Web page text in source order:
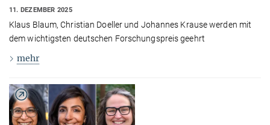
11. DEZEMBER 2025
Klaus Blaum, Christian Doeller und Johannes Krause werden mit
dem wichtigsten deutschen Forschungspreis geehrt
mehr